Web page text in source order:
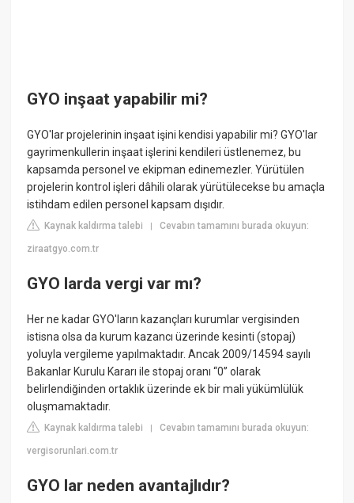
GYO inşaat yapabilir mi?
GYO'lar projelerinin inşaat işini kendisi yapabilir mi? GYO'lar
gayrimenkullerin inşaat işlerini kendileri üstlenemez, bu
kapsamda personel ve ekipman edinemezler. Yürütülen
projelerin kontrol işleri dâhili olarak yürütülecekse bu amaçla
istihdam edilen personel kapsam dışıdır.
Kaynak kaldırma talebi |Cevabın tamamını burada okuyun:
ziraatgyo.com.tr
GYO larda vergi var mı?
Her ne kadar GYO'ların kazançları kurumlar vergisinden
istisna olsa da kurum kazancı üzerinde kesinti (stopaj)
yoluyla vergileme yapılmaktadır. Ancak 2009/14594 sayılı
Bakanlar Kurulu Kararı ile stopaj oranı “0” olarak
belirlendiğinden ortaklık üzerinde ek bir mali yükümlülük
oluşmamaktadır.
Kaynak kaldırma talebi |Cevabın tamamını burada okuyun:
vergisorunlari.com.tr
GYO lar neden avantajlıdır?